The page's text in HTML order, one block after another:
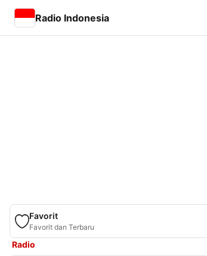
Radio Indonesia
Favorit
Favorit dan Terbaru
Radio